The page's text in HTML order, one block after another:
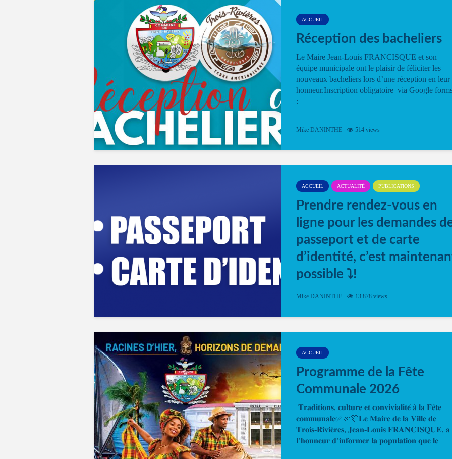
ACCUEIL
Réception des bacheliers
Le Maire Jean-Louis FRANCISQUE et son
équipe municipale ont le plaisir de féliciter les
nouveaux bacheliers lors d’une réception en leur
honneur.Inscription obligatoire via Google
:
Mike DANINTHE 514 views
ACCUEIL ACTUALITÉ PUBLICATIONS
Prendre rendez-vous en
ligne pour les demandes
passeport et de carte
d’identité, c’est
possible ⤵️!
Désormais, il est possible de prendre rendez-
Mike DANINTHE 13 878 views
ACCUEIL
Programme de la Fête
Communale 2026
𝐓𝐫𝐚𝐝𝐢𝐭𝐢𝐨𝐧𝐬, 𝐜𝐮𝐥𝐭𝐮𝐫𝐞 𝐞𝐭 𝐜𝐨𝐧𝐯𝐢𝐯𝐢𝐚𝐥𝐢𝐭𝐞́ 𝐚̀ 𝐥𝐚 𝐅𝐞̂𝐭𝐞
𝐜𝐨𝐦𝐦𝐮𝐧𝐚𝐥𝐞✅🎉🎊𝐋𝐞 𝐌𝐚𝐢𝐫𝐞 𝐝𝐞 𝐥𝐚 𝐕𝐢𝐥𝐥𝐞 𝐝𝐞
𝐓𝐫𝐨𝐢𝐬-𝐑𝐢𝐯𝐢𝐞̀𝐫𝐞𝐬, 𝐉𝐞𝐚𝐧-𝐋𝐨𝐮𝐢𝐬 𝐅𝐑𝐀𝐍𝐂𝐈𝐒𝐐𝐔𝐄, 𝐚
𝐥’𝐡𝐨𝐧𝐧𝐞𝐮𝐫 𝐝’𝐢𝐧𝐟𝐨𝐫𝐦𝐞𝐫 𝐥𝐚 𝐩𝐨𝐩𝐮𝐥𝐚𝐭𝐢𝐨𝐧 𝐪𝐮𝐞 𝐥𝐞